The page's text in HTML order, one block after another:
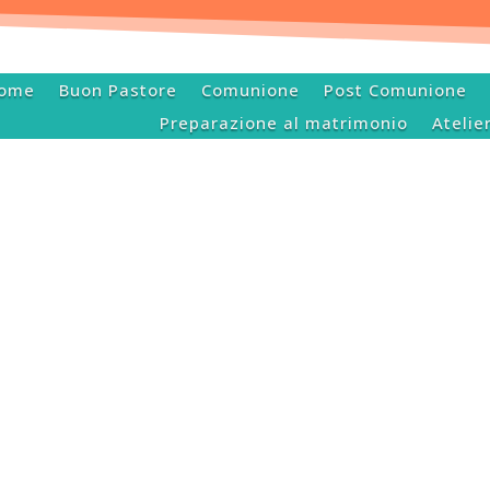
Buon Pastore Comunione
Post Comunione
Preparazione al matrimonio